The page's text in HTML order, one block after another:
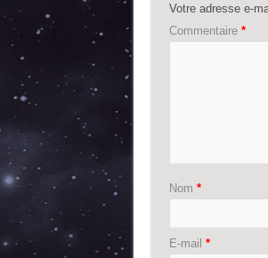
Votre adresse e-
Commentaire *
Nom *
E-mail *